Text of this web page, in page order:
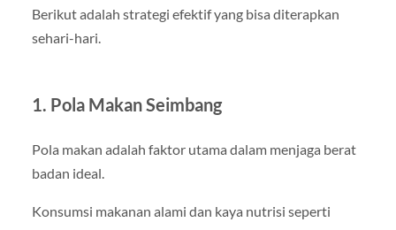
Berikut adalah strategi efektif yang bisa diterapkan
sehari-hari.
1. Pola Makan Seimbang
Pola makan adalah faktor utama dalam menjaga berat
badan ideal.
Konsumsi makanan alami dan kaya nutrisi seperti